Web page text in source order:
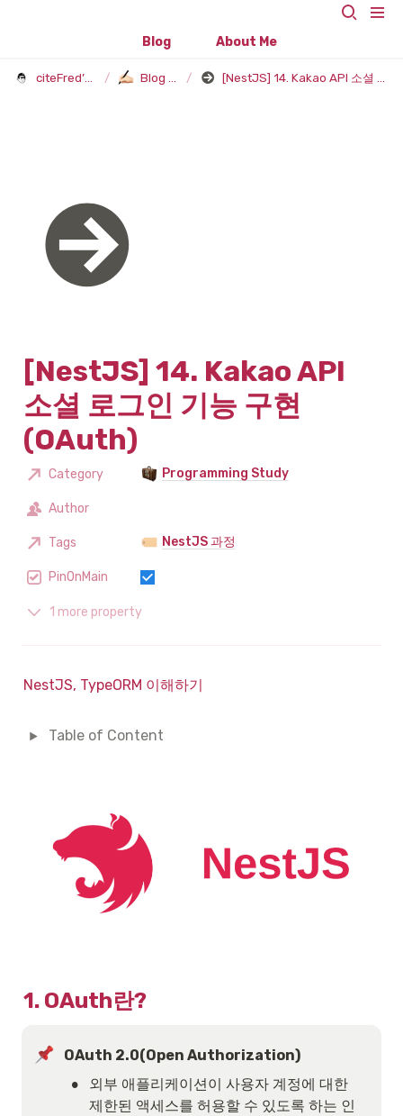
Blog About Me
/ /
[NestJS] 14. Kakao API
소셜 로그인 기능 구현
(OAuth)
Category Programming Study
Author
Tags NestJS 과정
PinOnMain
1 more property
NestJS, TypeORM 이해하기
Table of Content
1. OAuth란?
OAuth 2.0(Open Authorization)
•
외부 애플리케이션이 사용자 계정에 대한
제한된 액세스를 허용할 수 있도록 하는 인